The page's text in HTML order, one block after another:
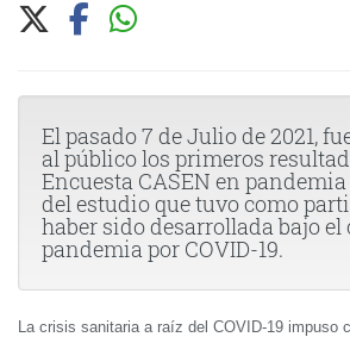
El pasado 7 de Julio de 2021,
al público los primeros
Encuesta CASEN en
del estudio que tuvo como
haber sido desarrollada bajo el
pandemia por COVID-19.
La crisis sanitaria a raíz del COVID-19 impuso